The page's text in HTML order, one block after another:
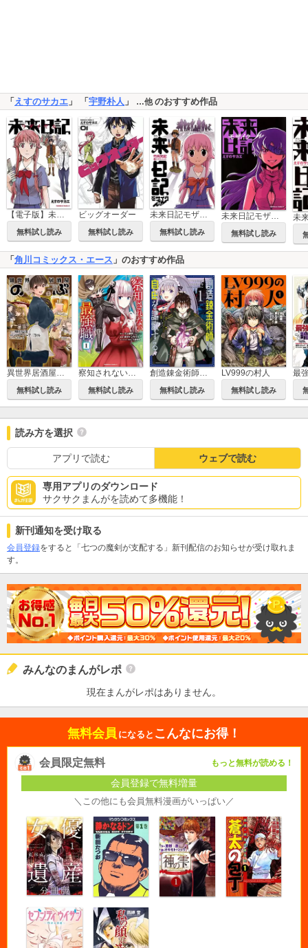
「えすのサカエ 」 「宇野朴人 」 …他のおすすめ作品
無料試し読み
ビッグオーダー
無料試し読み 無料試し読み
未来日記モザイク
無料試し読み
未
「角川コミックス・エース 」のおすすめ作品
無料試し読み
察知されない最強職
無料試し読み
創造錬金術師は自由を謳歌する 故郷を追放されたら、魔王のお膝元で超絶効果のマジックアイテム作り放題になりました
無料試し読み
LV999の村人
無料試し読み
読み方を選択
アプリで読む ウェブで読む
専用アプリのダウンロード
サクサクまんがを読めて多機能！
新刊通知を受け取る
会員登録をすると「七つの魔剣が支配する」新刊配信のお知らせが受け取れま
す。
みんなのまんがレポ
現在まんがレポはありません。
無料会員 になると こんなにお得！
会員限定無料 もっと無料が読める！
会員登録で無料増量
＼この他にも会員無料漫画がいっぱい／